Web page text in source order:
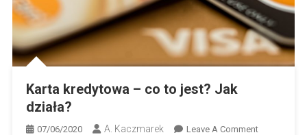
Karta kredytowa – co to jest? Jak
działa?
07/06/2020 A. Kaczmarek Leave A CommentOn